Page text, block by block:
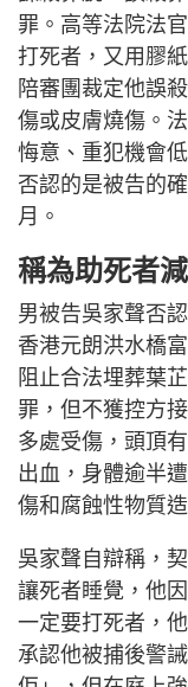
罪。高等法院法
打死者，又用膠
陪審團裁定他誤
傷或皮膚燒傷。
悔意、重犯機會
否認的是被告的
月。
稱為助死者
男被告吳家聲否
香港元朗洪水橋
阻止合法埋葬葉
罪，但不獲控方
多處受傷，頭頂
出血，身體逾半
傷和腐蝕性物質
吳家聲自辯稱，
讓死者睡覺，他
一定要打死者，
承認他被捕後警